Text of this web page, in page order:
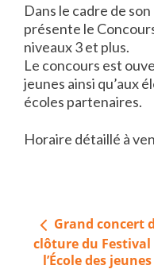
Dans le cadre de
présente le
niveaux 3 et plus.
Le concours est
jeunes ainsi qu’aux
écoles partenaires.
Horaire détaillé à
Navigation
de
l’article
Grand concert
clôture du Festival
l’École des jeunes